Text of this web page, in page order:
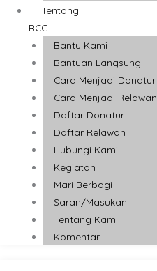
Tentang
BCC
Bantu Kami
Bantuan Langsung
Cara Menjadi Donatur
Cara Menjadi Relawan
Daftar Donatur
Daftar Relawan
Hubungi Kami
Kegiatan
Mari Berbagi
Saran/Masukan
Tentang Kami
Komentar